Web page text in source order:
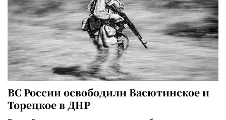
ВС России освободили Васютинское и
Торецкое в ДНР